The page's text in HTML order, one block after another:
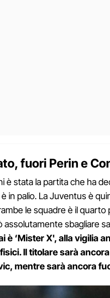
fuori Perin e
è stata la partita che ha
in palio. La Juventus è
le squadre è il quarto
assolutamente sbagliare
è ‘Mister X', alla vigilia
Il titolare sarà
mentre sarà ancora